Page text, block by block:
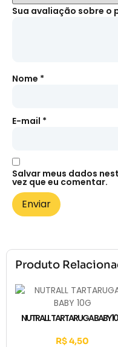
Produto
NUTRALL TARTARUGA BABY
R$4,50
Sua avaliação sobre o
Nome *
E-mail *
Salvar meus dados
vez que eu comentar.